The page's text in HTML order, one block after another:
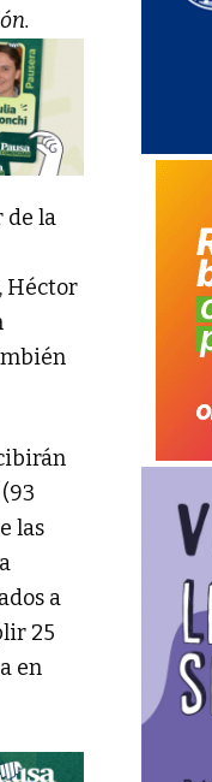
de la
Héctor
las
a
25
en